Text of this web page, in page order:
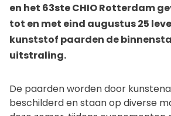
en het 63ste CHIO Rotterdam
tot en met eind augustus 25
kunststof paarden de
uitstraling.
De paarden worden door
beschilderd en staan op diverse